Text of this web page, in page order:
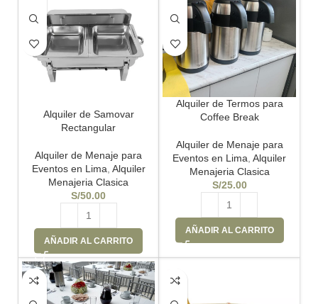
Alquiler de Samovar
Rectangular
Alquiler de Menaje para
Eventos en Lima Alquiler
Menajeria Clasica
S/50.00
AÑADIR AL CARRITO
Alquiler de Termos para
Coffee Break
Alquiler de Menaje para
Eventos en Lima ,Alquiler
Menajeria Clasica
S/25.00
AÑADIR AL CARRITO